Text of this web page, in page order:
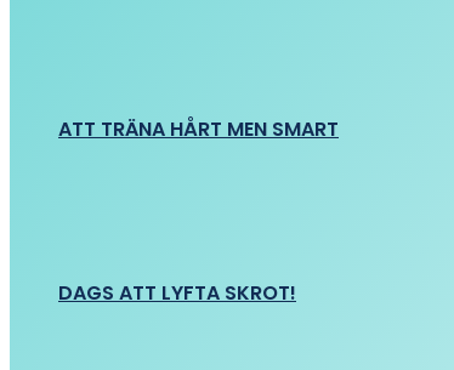
ATT TRÄNA HÅRT MEN SMART
DAGS ATT LYFTA SKROT!